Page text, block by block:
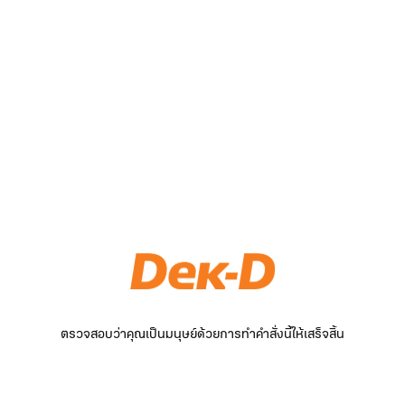
ตรวจสอบว่าคุณเป็นมนุษย์ด้วยการทำคำสั่งนี้ให้เสร็จสิ้น